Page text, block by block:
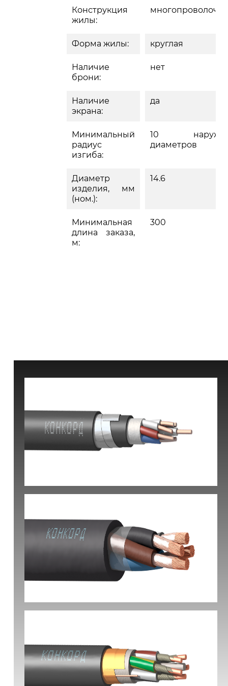
Конструкция
жилы:
Форма жилы: круглая
Наличие
брони:
нет
Наличие
экрана:
да
Минимальный
радиус
изгиба:
10
диаметров
Диаметр
изделия, мм
(ном.):
14.6
Минимальная
длина заказа,
м:
300
КВБбШвнг(А) -LS
КГ-ХЛ